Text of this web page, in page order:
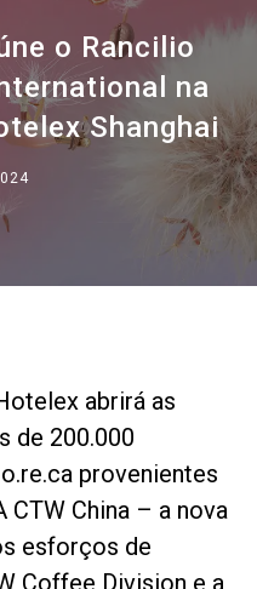
o Rancilio
na
Shanghai
abrirá as
de 200.000
provenientes
CTW China – a nova
esforços de
Coffee Division e a